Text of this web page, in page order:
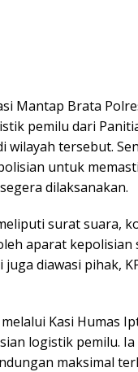
Mantap Brata
pemilu dari
wilayah tersebut.
untuk
dilaksanakan.
surat suara,
aparat kepolisian
diawasi pihak,
Kasi Humas
logistik pemilu.
maksimal